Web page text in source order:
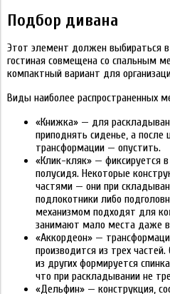
Подбор дивана
Этот элемент должен выбираться
гостиная совмещена со спальным
компактный вариант для
Виды наиболее распространенных
«Книжка» — для
приподнять сиденье, а
трансформации — опустить.
«Клик-кляк» — фиксируется
полусидя. Некоторые
частями — они при
подлокотники либо
механизмом подходят для
занимают мало места даже
«Аккордеон» —
производится из трех
из других формируется
что при раскладывании не
«Дельфин» — конструкция,